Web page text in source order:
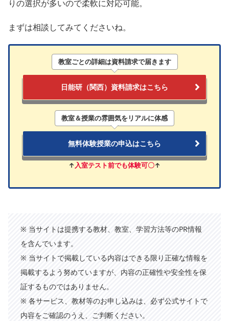
りの選択が多いので柔軟に対応可能。
まずは相談してみてくださいね。
教室ごとの詳細は資料請求で届きます
日能研（関西）資料請求はこちら
教室＆授業の雰囲気をリアルに体感
無料体験授業の申込はこちら
↑入室テスト前でも体験可〇↑
※ 当サイトは提携する教材、教室、学習方法等のPR情報
を含んでいます。
※ 当サイトで掲載している内容はできる限り正確な情報を
掲載するよう努めていますが、内容の正確性や安全性を保
証するものではありません。
※ 各サービス、教材等のお申し込みは、必ず公式サイトで
内容をご確認のうえ、ご判断ください。